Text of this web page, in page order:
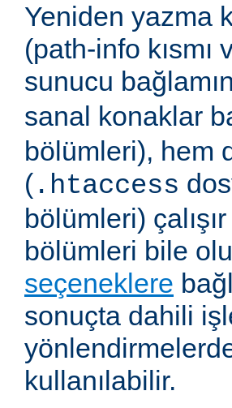
Yeniden yazma
(path-info
sunucu
sanal konaklar
bölümleri), hem
( .htaccess
bölümleri)
bölümleri bile
seçeneklere
sonuçta dahili
kullanılabilir.